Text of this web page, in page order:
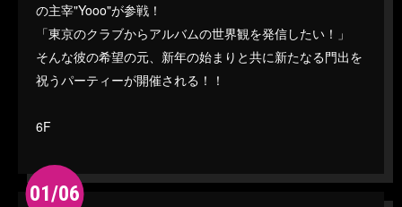
の主宰"Yooo"が参戦！
「東京のクラブからアルバムの世界観を発信したい！」
そんな彼の希望の元、新年の始まりと共に新たなる門出を
祝うパーティーが開催される！！
6F
01/06